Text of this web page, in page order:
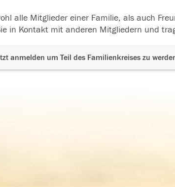
alle Mitglieder einer Familie, als auch
in Kontakt mit anderen Mitgliedern und
anmelden um Teil des Familienkreises zu